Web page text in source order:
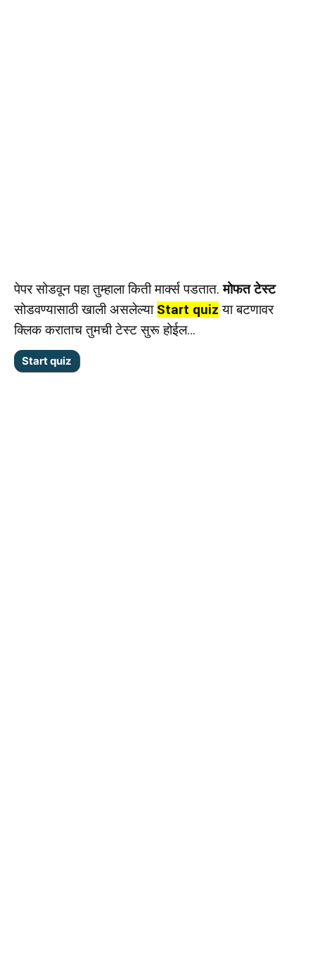
पेपर सोडवून पहा तुम्हाला किती मार्क्स पडतात.मोफत टेस्ट
सोडवण्यासाठी खाली असलेल्या Start quiz या बटणावर
क्लिक कराताच तुमची टेस्ट सुरू होईल…